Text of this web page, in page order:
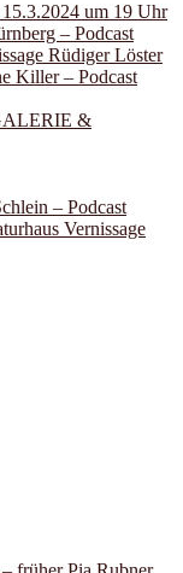
um 19 Uhr
– Podcast
Rüdiger Löster
Killer – Podcast
&
– Podcast
Vernissage